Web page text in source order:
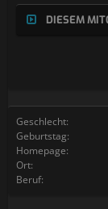
DIESEM
Geschlecht:
Geburtstag:
Homepage:
Ort:
Beruf: